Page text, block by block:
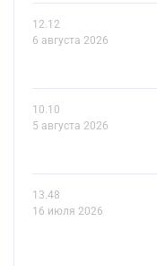
12.12
6 августа 2026
10.10
5 августа 2026
13.48
16 июля 2026